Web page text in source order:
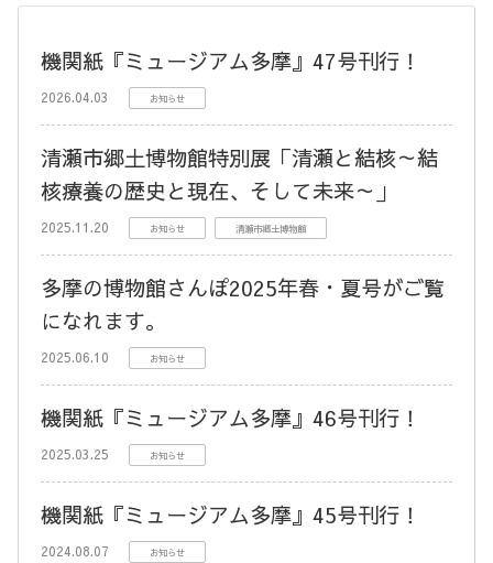
機関紙『ミュージアム多摩』47号刊行！
2026.04.03 お知らせ
清瀬市郷土博物館特別展「清瀬と結核～結
核療養の歴史と現在、そして未来～」
2025.11.20 お知らせ 清瀬市郷土博物館
多摩の博物館さんぽ2025年春・夏号がご覧
になれます。
2025.06.10 お知らせ
機関紙『ミュージアム多摩』46号刊行！
2025.03.25 お知らせ
機関紙『ミュージアム多摩』45号刊行！
2024.08.07 お知らせ